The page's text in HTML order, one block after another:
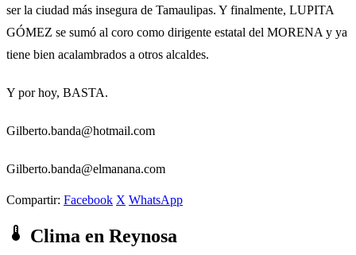
ser la ciudad más insegura de Tamaulipas. Y finalmente, LUPITA
GÓMEZ se sumó al coro como dirigente estatal del MORENA y ya
tiene bien acalambrados a otros alcaldes.
Y por hoy, BASTA.
Gilberto.banda@hotmail.com
Gilberto.banda@elmanana.com
Compartir: Facebook X WhatsApp
Clima en Reynosa